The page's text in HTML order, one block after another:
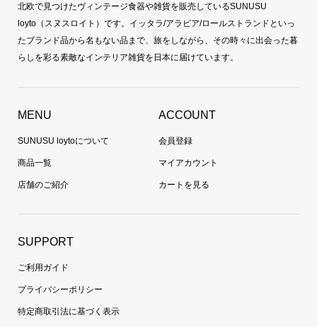
北欧で見つけたヴィンテージ食器や雑貨を販売しているSUNUSU
loyto（スヌスロイト）です。イッタラ/アラビア/ロールストランドといっ
たブランド品から名もない品まで、旅をしながら、その時々に出会った暮
らしを彩る素敵なインテリア雑貨を日本に届けています。
MENU
SUNUSU loytoについて
商品一覧
店舗のご紹介
ACCOUNT
会員登録
マイアカウント
カートを見る
SUPPORT
ご利用ガイド
プライバシーポリシー
特定商取引法に基づく表示